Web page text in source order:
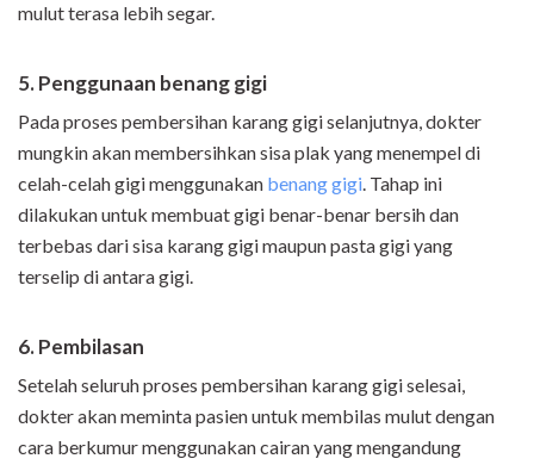
mulut terasa lebih segar.
5. Penggunaan benang gigi
Pada proses pembersihan karang gigi selanjutnya, dokter
mungkin akan membersihkan sisa plak yang menempel di
celah-celah gigi menggunakan benang gigi. Tahap ini
dilakukan untuk membuat gigi benar-benar bersih dan
terbebas dari sisa karang gigi maupun pasta gigi yang
terselip di antara gigi.
6. Pembilasan
Setelah seluruh proses pembersihan karang gigi selesai,
dokter akan meminta pasien untuk membilas mulut dengan
cara berkumur menggunakan cairan yang mengandung